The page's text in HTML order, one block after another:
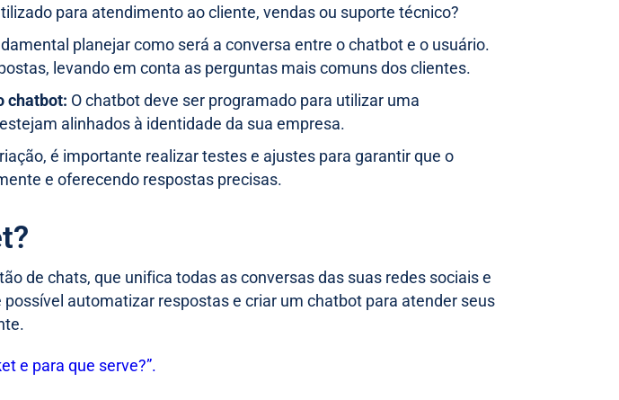
para atendimento ao cliente, vendas ou suporte técnico?
planejar como será a conversa entre o chatbot e o usuário.
levando em conta as perguntas mais comuns dos clientes.
chatbot: O chatbot deve ser programado para utilizar uma
alinhados à identidade da sua empresa.
é importante realizar testes e ajustes para garantir que o
e oferecendo respostas precisas.
de chats, que unifica todas as conversas das suas redes sociais e
possível automatizar respostas e criar um chatbot para atender seus
e para que serve?”.